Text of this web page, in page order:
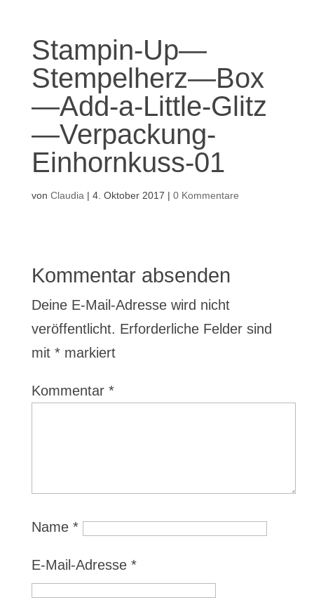
Stampin-Up—
Stempelherz—Box
—Add-a-Little-Glitz
—Verpackung-
Einhornkuss-01
von Claudia | 4. Oktober 2017 | 0 Kommentare
Kommentar absenden
Deine E-Mail-Adresse wird nicht
veröffentlicht. Erforderliche Felder sind
mit *markiert
Kommentar *
Name *
E-Mail-Adresse *